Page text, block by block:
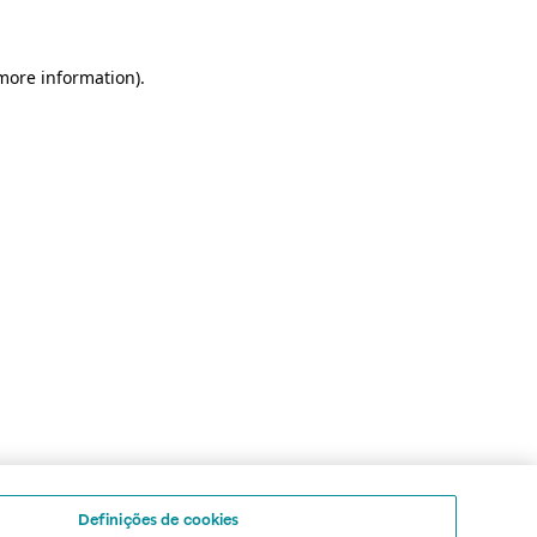
information).
Definições de cookies